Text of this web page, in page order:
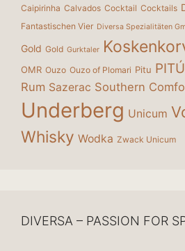
Caipirinha Calvados Cocktail Cocktails
Fantastischen Vier Diversa Spezialitäten
Gold Gold Gurktaler
OMR Ouzo Ouzo of Plomari Pitu PITÚ
Rum Sazerac Southern
Underberg Unicum
Whisky Wodka Zwack Unicum
DIVERSA – PASSION FOR